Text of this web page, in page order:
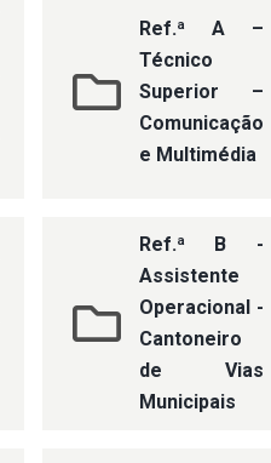
Ref.ª A –
Técnico
Superior –
Comunicação
e Multimédia
Ref.ª B -
Assistente
Operacional -
Cantoneiro
de Vias
Municipais